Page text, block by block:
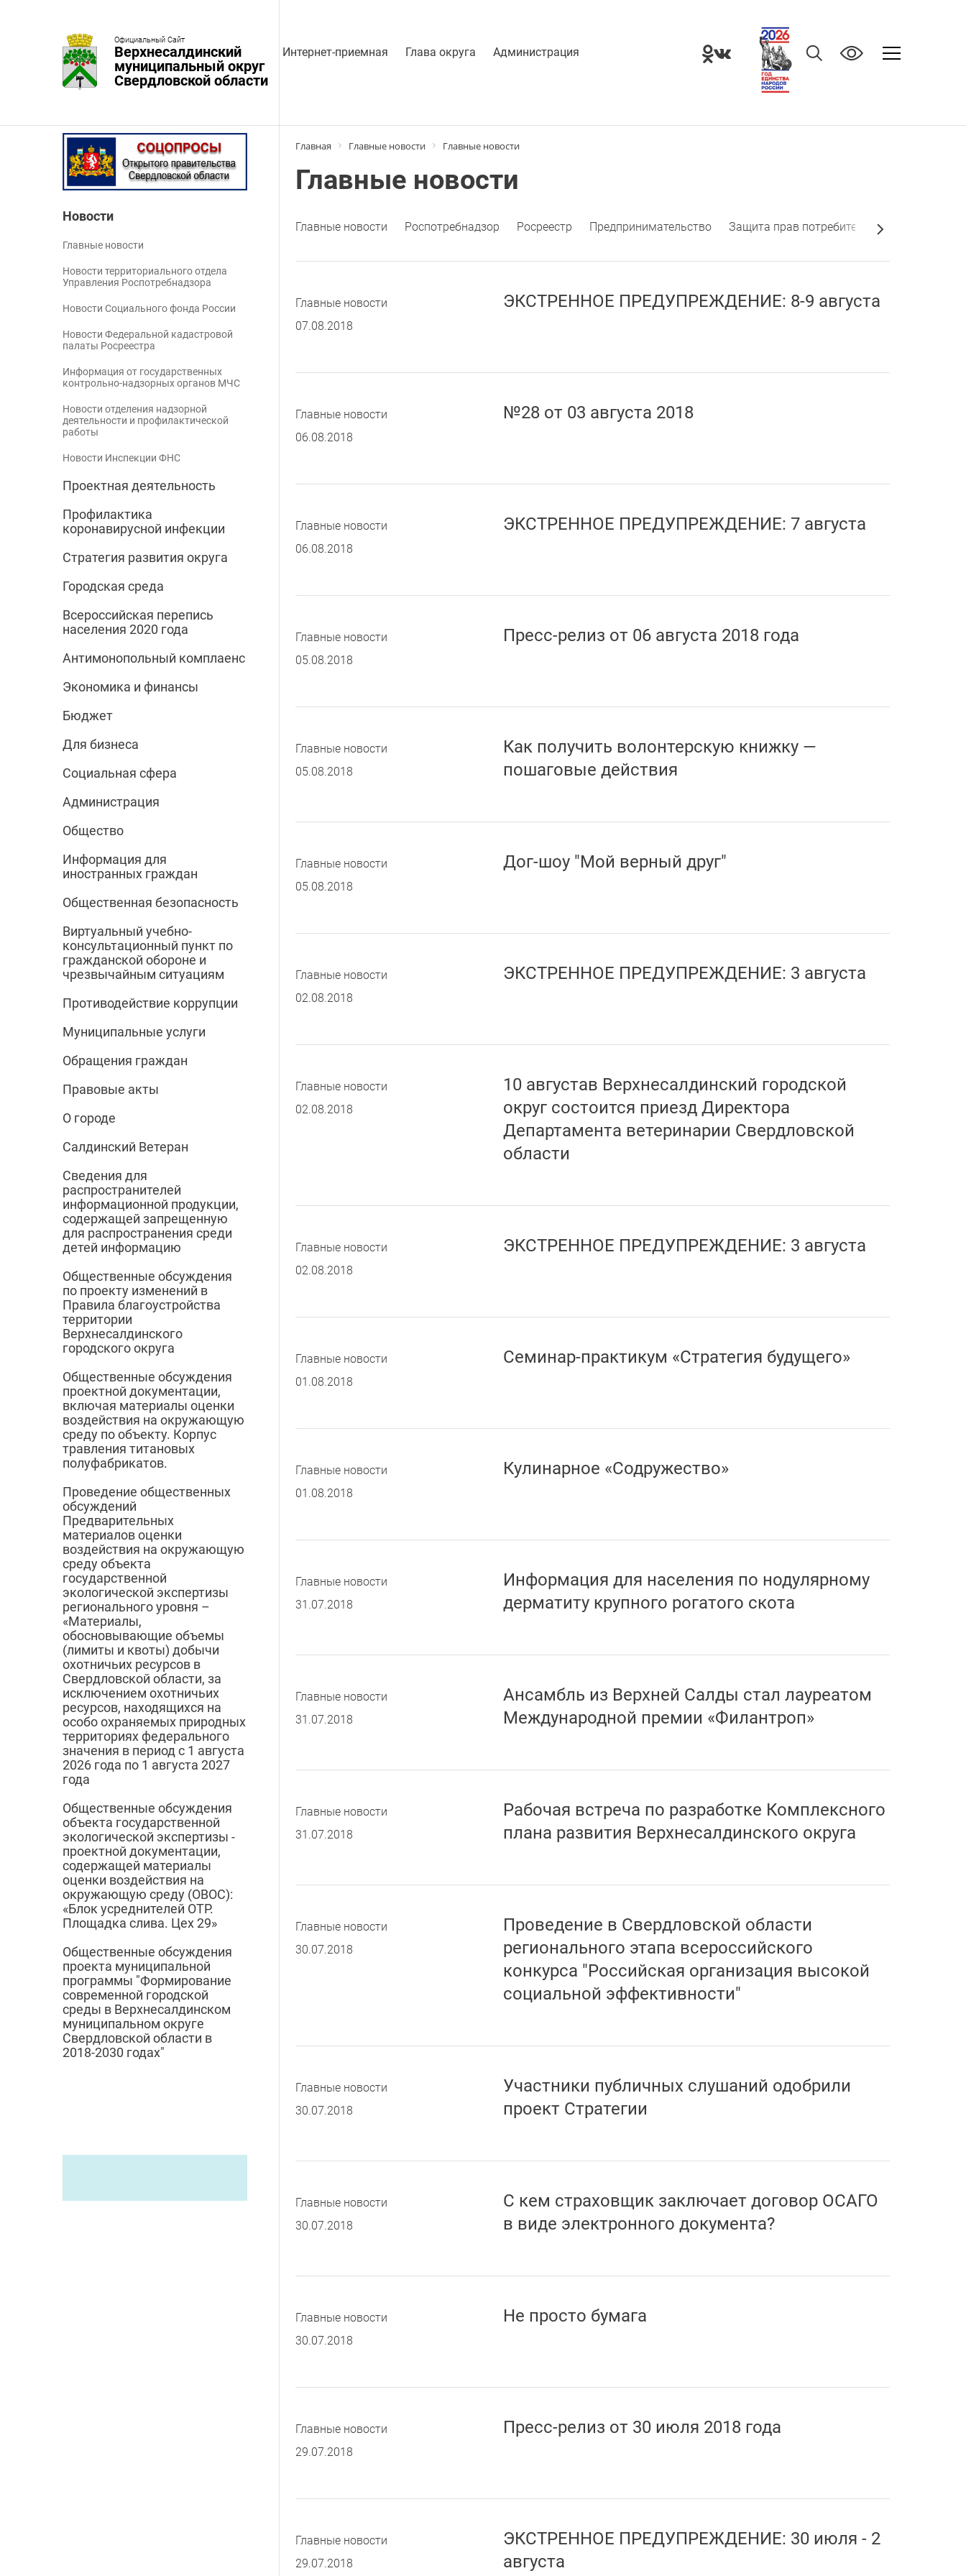
Официальный Сайт
Верхнесалдинский
муниципальный округ
Свердловской области
Интернет-приемная Глава округа Администрация
Новости
Главные новости
Новости территориального отдела
Управления Роспотребнадзора
Новости Социального фонда России
Новости Федеральной кадастровой
палаты Росреестра
Информация от государственных
контрольно-надзорных органов МЧС
Новости отделения надзорной
деятельности и профилактической
работы
Новости Инспекции ФНС
Проектная деятельность
Профилактика
коронавирусной инфекции
Стратегия развития округа
Городская среда
Всероссийская перепись
населения 2020 года
Антимонопольный комплаенс
Экономика и финансы
Бюджет
Для бизнеса
Социальная сфера
Администрация
Общество
Информация для
иностранных граждан
Общественная безопасность
Виртуальный учебно-
консультационный пункт по
гражданской обороне и
чрезвычайным ситуациям
Противодействие коррупции
Муниципальные услуги
Обращения граждан
Правовые акты
О городе
Салдинский Ветеран
Сведения для
распространителей
информационной продукции,
содержащей запрещенную
для распространения среди
детей информацию
Общественные обсуждения
по проекту изменений в
Правила благоустройства
территории
Верхнесалдинского
городского округа
Общественные обсуждения
проектной документации,
включая материалы оценки
воздействия на окружающую
среду по объекту. Корпус
травления титановых
полуфабрикатов.
Проведение общественных
обсуждений
Предварительных
материалов оценки
воздействия на окружающую
среду объекта
государственной
экологической экспертизы
регионального уровня –
«Материалы,
обосновывающие объемы
(лимиты и квоты) добычи
охотничьих ресурсов в
Свердловской области, за
исключением охотничьих
ресурсов, находящихся на
особо охраняемых природных
территориях федерального
значения в период с 1 августа
2026 года по 1 августа 2027
года
Общественные обсуждения
объекта государственной
экологической экспертизы -
проектной документации,
содержащей материалы
оценки воздействия на
окружающую среду (ОВОС):
«Блок усреднителей ОТР.
Площадка слива. Цех 29»
Общественные обсуждения
проекта муниципальной
программы "Формирование
современной городской
среды в Верхнесалдинском
муниципальном округе
Свердловской области в
2018-2030 годах"
Главная Главные новости Главные новости
Главные новости
Главные новости Роспотребнадзор Росреестр Предпринимательство Защита прав потребителей
Главные новости
07.08.2018
ЭКСТРЕННОЕ ПРЕДУПРЕЖДЕНИЕ: 8-9 августа
Главные новости
06.08.2018
№28 от 03 августа 2018
Главные новости
06.08.2018
ЭКСТРЕННОЕ ПРЕДУПРЕЖДЕНИЕ: 7 августа
Главные новости
05.08.2018
Пресс-релиз от 06 августа 2018 года
Главные новости
05.08.2018
Как получить волонтерскую книжку —
пошаговые действия
Главные новости
05.08.2018
Дог-шоу "Мой верный друг"
Главные новости
02.08.2018
ЭКСТРЕННОЕ ПРЕДУПРЕЖДЕНИЕ: 3 августа
Главные новости
02.08.2018
10 августав Верхнесалдинский городской
округ состоится приезд Директора
Департамента ветеринарии Свердловской
области
Главные новости
02.08.2018
ЭКСТРЕННОЕ ПРЕДУПРЕЖДЕНИЕ: 3 августа
Главные новости
01.08.2018
Семинар-практикум «Стратегия будущего»
Главные новости
01.08.2018
Кулинарное «Содружество»
Главные новости
31.07.2018
Информация для населения по нодулярному
дерматиту крупного рогатого скота
Главные новости
31.07.2018
Ансамбль из Верхней Салды стал лауреатом
Международной премии «Филантроп»
Главные новости
31.07.2018
Рабочая встреча по разработке Комплексного
плана развития Верхнесалдинского округа
Главные новости
30.07.2018
Проведение в Свердловской области
регионального этапа всероссийского
конкурса "Российская организация высокой
социальной эффективности"
Главные новости
30.07.2018
Участники публичных слушаний одобрили
проект Стратегии
Главные новости
30.07.2018
С кем страховщик заключает договор ОСАГО
в виде электронного документа?
Главные новости
30.07.2018
Не просто бумага
Главные новости
29.07.2018
Пресс-релиз от 30 июля 2018 года
Главные новости
29.07.2018
ЭКСТРЕННОЕ ПРЕДУПРЕЖДЕНИЕ: 30 июля - 2
августа